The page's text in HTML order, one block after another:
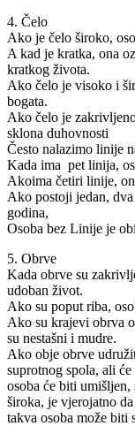
4. Čelo
Ako je čelo široko,
A kad je kratka, ona
kratkog života.
Ako čelo je visoko i
bogata.
Ako čelo je
sklona duhovnosti
Često nalazimo linije
Kada ima pet linija,
Akoima četiri linije,
Ako postoji jedan,
godina,
Osoba bez Linije je
5. Obrve
Kada obrve su
udoban život.
Ako su poput riba,
Ako su krajevi obrva
su nestašni i mudre.
Ako obje obrve
suprotnog spola, ali
osoba će biti
široka, je vjerojatno
takva osoba može biti